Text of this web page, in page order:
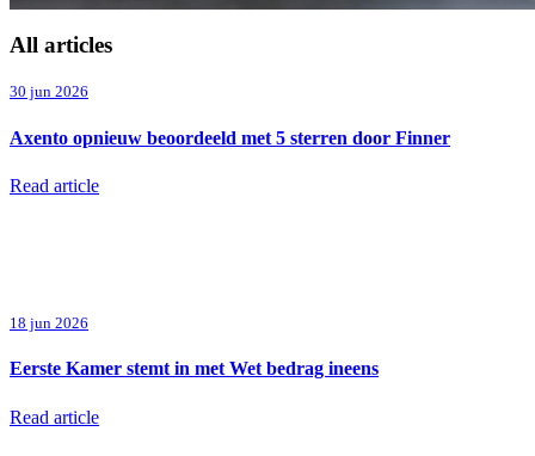
All articles
30 jun 2026
Axento opnieuw beoordeeld met 5 sterren door Finner
Read article
18 jun 2026
Eerste Kamer stemt in met Wet bedrag ineens
Read article